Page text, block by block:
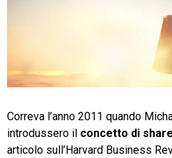
Trust Services
TeamSystem Corporate
Correva l’anno 2011 quando
introdussero il concetto di
articolo sull’Harvard Business